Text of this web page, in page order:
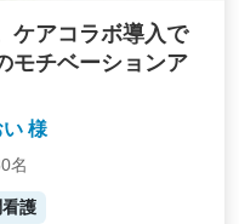
ケアコラボ導入で
モチベーションア
様
名
護